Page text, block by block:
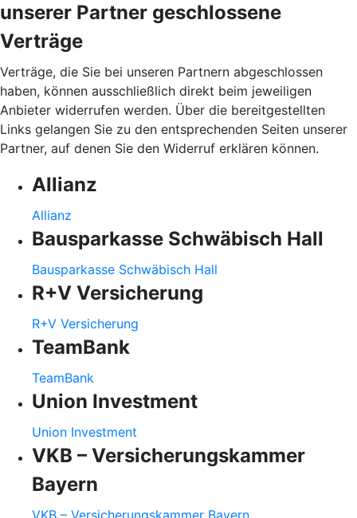
unserer Partner geschlossene
Verträge
Verträge, die Sie bei unseren Partnern abgeschlossen
haben, können ausschließlich direkt beim jeweiligen
Anbieter widerrufen werden. Über die bereitgestellten
Links gelangen Sie zu den entsprechenden Seiten unserer
Partner, auf denen Sie den Widerruf erklären können.
Allianz
Allianz
Bausparkasse Schwäbisch Hall
Bausparkasse Schwäbisch Hall
R+V Versicherung
R+V Versicherung
TeamBank
TeamBank
Union Investment
Union Investment
VKB – Versicherungskammer
Bayern
VKB – Versicherungskammer Bayern